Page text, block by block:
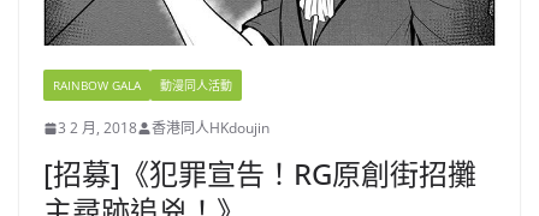
RAINBOW GALA 動漫同人活動
3 2 月, 2018 香港同人HKdoujin
[招募]《犯罪宣告！RG原創街招攤